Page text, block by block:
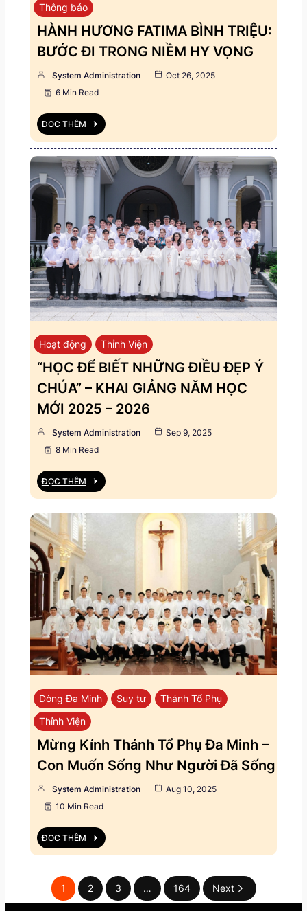
Thông báo
HÀNH HƯƠNG FATIMA BÌNH TRIỆU:
BƯỚC ĐI TRONG NIỀM HY VỌNG
System Administration
Oct 26, 2025
6 Min Read
ĐỌC THÊM
Hoạt động Thỉnh Viện
“HỌC ĐỂ BIẾT NHỮNG ĐIỀU ĐẸP Ý
CHÚA” – KHAI GIẢNG NĂM HỌC
MỚI 2025 – 2026
System Administration
Sep 9, 2025
8 Min Read
ĐỌC THÊM
Dòng Đa Minh Suy tư
Thánh Tổ Phụ
Thỉnh Viện
Mừng Kính Thánh Tổ Phụ Đa Minh –
Con Muốn Sống Như Người Đã Sống
System Administration
Aug 10, 2025
10 Min Read
ĐỌC THÊM
1 2 3 … 164 Next